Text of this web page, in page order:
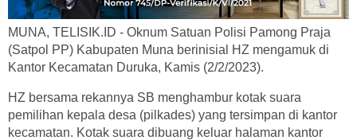
MUNA, TELISIK.ID - Oknum Satuan Polisi Pamong Praja
(Satpol PP) Kabupaten Muna berinisial HZ mengamuk di
Kantor Kecamatan Duruka, Kamis (2/2/2023).
HZ bersama rekannya SB menghambur kotak suara
pemilihan kepala desa (pilkades) yang tersimpan di kantor
kecamatan. Kotak suara dibuang keluar halaman kantor